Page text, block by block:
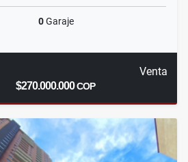
0Garaje
Venta
$270.000.000COP